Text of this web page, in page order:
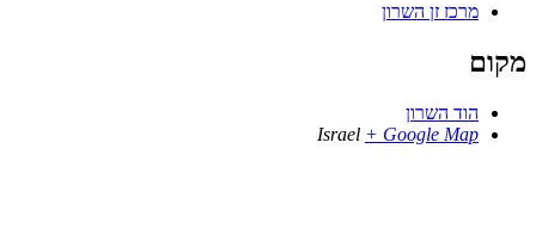
מרכז זן השרון
מקום
הוד השרון
Israel + Google Map